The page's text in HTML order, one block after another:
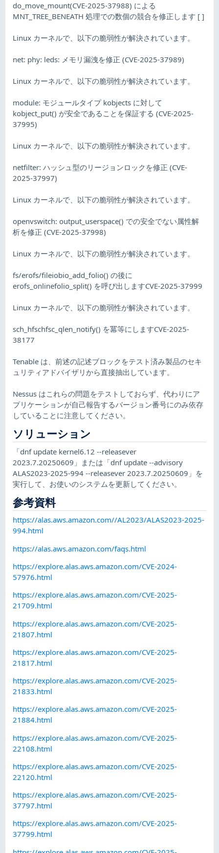
do_move_mount(CVE-2025-37988) による
MNT_TREE_BENEATH 処理での数個の競合を修正します [ ]
Linux カーネルで、以下の脆弱性が解決されています。
net: phy: leds: メモリ漏洩を修正 (CVE-2025-37989)
Linux カーネルで、以下の脆弱性が解決されています。
module: モジュールタイプ kobjects に対して
kobject_put() が安全であることを保証する (CVE-2025-
37995)
Linux カーネルで、以下の脆弱性が解決されています。
netfilter: ハッシュ型のリージョンロックを修正 (CVE-
2025-37997)
Linux カーネルで、以下の脆弱性が解決されています。
openvswitch: output_userspace() での安全でない属性解
析を修正 (CVE-2025-37998)
Linux カーネルで、以下の脆弱性が解決されています。
fs/erofs/fileiobio_add_folio() の後に
erofs_onlinefolio_split() を呼び出しますCVE-2025-37999
Linux カーネルで、以下の脆弱性が解決されています。
sch_hfschfsc_qlen_notify() を冪等にしますCVE-2025-
38177
Tenable は、前述の記述ブロックをテスト済み製品のセキ
ュリティアドバイザリから直接抽出しています。
Nessus はこれらの問題をテストしておらず、代わりにア
プリケーションが自己報告するバージョン番号にのみ依存
していることに注意してください。
ソリューション
「dnf update kernel6.12 --releasever
2023.7.20250609」または「dnf update --advisory
ALAS2023-2025-994 --releasever 2023.7.20250609」を
実行して、お使いのシステムを更新してください。
参考資料
https://alas.aws.amazon.com//AL2023/ALAS2023-2025-
994.html
https://alas.aws.amazon.com/faqs.html
https://explore.alas.aws.amazon.com/CVE-2024-
57976.html
https://explore.alas.aws.amazon.com/CVE-2025-
21709.html
https://explore.alas.aws.amazon.com/CVE-2025-
21807.html
https://explore.alas.aws.amazon.com/CVE-2025-
21817.html
https://explore.alas.aws.amazon.com/CVE-2025-
21833.html
https://explore.alas.aws.amazon.com/CVE-2025-
21884.html
https://explore.alas.aws.amazon.com/CVE-2025-
22108.html
https://explore.alas.aws.amazon.com/CVE-2025-
22120.html
https://explore.alas.aws.amazon.com/CVE-2025-
37797.html
https://explore.alas.aws.amazon.com/CVE-2025-
37799.html